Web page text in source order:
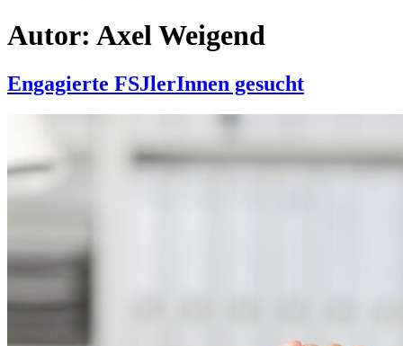
Autor: Axel Weigend
Engagierte FSJlerInnen gesucht